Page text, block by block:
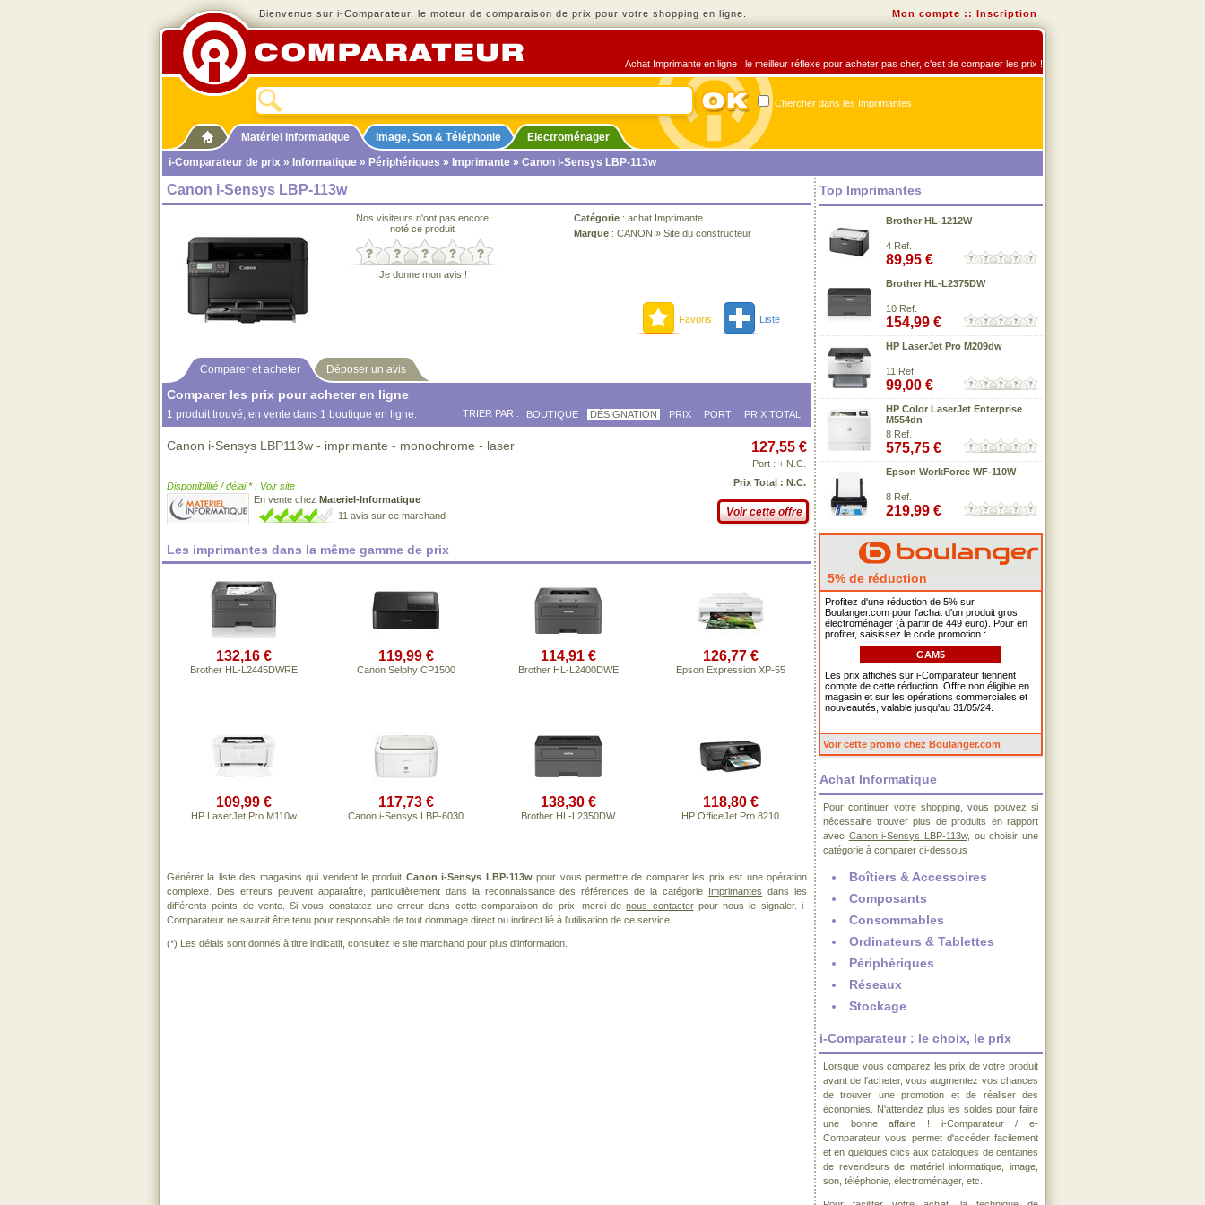
Bienvenue sur i-Comparateur, le moteur de comparaison de prix pour votre shopping en ligne. Mon compte :: Inscription
Achat Imprimante en ligne : le meilleur réflexe pour acheter pas cher, c'est de comparer les prix !
Chercher dans les Imprimantes
Matériel informatique Image, Son & Téléphonie
Electroménager
i-Comparateur de prix » Informatique » Périphériques » Imprimante » Canon i-Sensys LBP-113w
Canon i-Sensys LBP-113w
Nos visiteurs n'ont pas encore
noté ce produit
Je donne mon avis !
Catégorie : achat Imprimante
Marque : CANON » Site du constructeur
Favoris Liste
Comparer et acheter Déposer un avis
Comparer les prix pour acheter en ligne
1 produit trouvé, en vente dans 1 boutique en ligne. TRIER PAR : BOUTIQUE DÉSIGNATION PRIX PORT PRIX TOTAL
Canon i-Sensys LBP113w - imprimante - monochrome - laser
Disponibilité / délai * : Voir site
En vente chez Materiel-Informatique
11 avis sur ce marchand
127,55 €
Port : + N.C.
Prix Total : N.C.
Voir cette offre
Les imprimantes dans la même gamme de prix
132,16 €
Brother HL-L2445DWRE
119,99 €
Canon Selphy CP1500
114,91 €
Brother HL-L2400DWE
126,77 €
Epson Expression XP-55
109,99 €
HP LaserJet Pro M110w
117,73 €
Canon i-Sensys LBP-6030
138,30 €
Brother HL-L2350DW
118,80 €
HP OfficeJet Pro 8210
Générer la liste des magasins qui vendent le produit Canon i-Sensys LBP-113wpour vous permettre de comparer les prix est une opération
complexe. Des erreurs peuvent apparaître, particulièrement dans la reconnaissance des références de la catégorie Imprimantes dans les
différents points de vente. Si vous constatez une erreur dans cette comparaison de prix, merci denous contacterpour nous le signaler. i-
Comparateur ne saurait être tenu pour responsable de tout dommage direct ou indirect lié à l'utilisation de ce service.
(*) Les délais sont donnés à titre indicatif, consultez le site marchand pour plus d'information.
Top Imprimantes
Brother HL-1212W
4 Ref.
89,95 €
Brother HL-L2375DW
10 Ref.
154,99 €
HP LaserJet Pro M209dw
11 Ref.
99,00 €
HP Color LaserJet Enterprise
M554dn
8 Ref.
575,75 €
Epson WorkForce WF-110W
8 Ref.
219,99 €
5% de réduction
Profitez d'une réduction de 5% sur
Boulanger.com pour l'achat d'un produit gros
électroménager (à partir de 449 euro). Pour en
profiter, saisissez le code promotion :
GAM5
Les prix affichés sur i-Comparateur tiennent
compte de cette réduction. Offre non éligible en
magasin et sur les opérations commerciales et
nouveautés, valable jusqu'au 31/05/24.
Voir cette promo chez Boulanger.com
Achat Informatique
Pour continuer votre shopping, vous pouvez si
nécessaire trouver plus de produits en rapport
avec Canon i-Sensys LBP-113w, ou choisir une
catégorie à comparer ci-dessous
Boîtiers & Accessoires
Composants
Consommables
Ordinateurs & Tablettes
Périphériques
Réseaux
Stockage
i-Comparateur : le choix, le prix
Lorsque vous comparez les prix de votre produit
avant de l'acheter, vous augmentez vos chances
de trouver une promotion et de réaliser des
économies. N'attendez plus les soldes pour faire
une bonne affaire ! i-Comparateur / e-
Comparateur vous permet d'accéder facilement
et en quelques clics aux catalogues de centaines
de revendeurs de matériel informatique, image,
son, téléphonie, électroménager, etc..